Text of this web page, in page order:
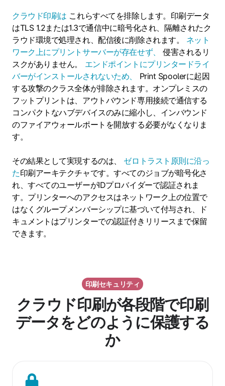
クラウド印刷は これらすべてを排除します。印刷データ
はTLS 1.2または1.3で通信中に暗号化され、隔離されたク
ラウド環境で処理され、配信後に削除されます。 ネット
ワーク上にプリントサーバーが存在せず、
侵害されるリ
スクがありません。 エンドポイントにプリンタードライ
バーがインストールされないため、 Print Spoolerに起因
する攻撃のクラス全体が排除されます。オンプレミスの
フットプリントは、アウトバウンド専用接続で通信する
コンパクトなハブデバイスのみに縮小し、インバウンド
のファイアウォールポートを開放する必要がなくなりま
す。
その結果として実現するのは、 ゼロトラスト原則に沿っ
た印刷アーキテクチャです。すべてのジョブが暗号化さ
れ、すべてのユーザーがIDプロバイダーで認証されま
す。プリンターへのアクセスはネットワーク上の位置で
はなくグループメンバーシップに基づいて付与され、ド
キュメントはプリンターでの認証付きリリースまで保留
できます。
印刷セキュリティ
クラウド印刷が各段階で印刷
データをどのように保護する
か
通